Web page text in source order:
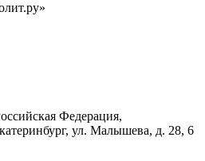
Федерация,
, ул. Малышева, д. 28, 6